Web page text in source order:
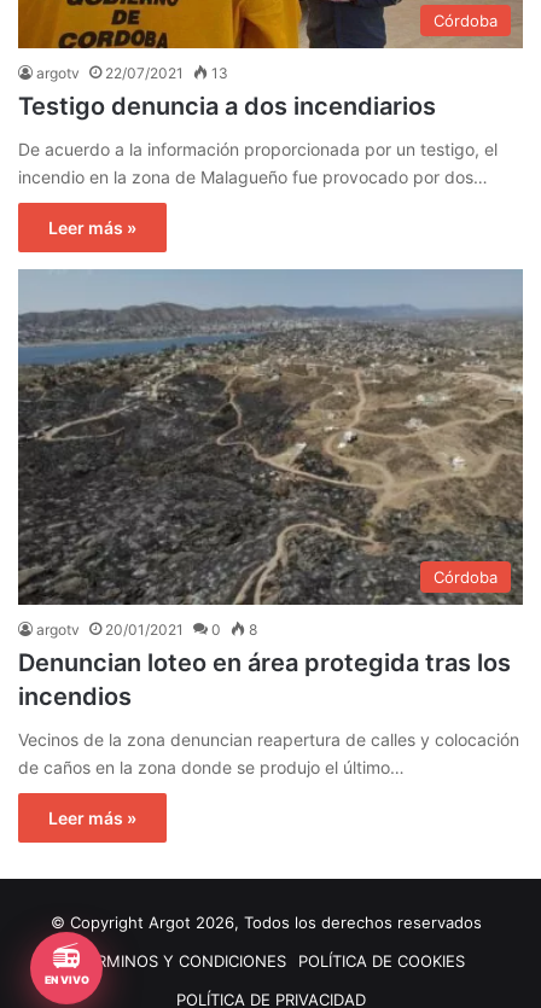
Córdoba
argotv 22/07/2021 13
Testigo denuncia a dos incendiarios
De acuerdo a la información proporcionada por un testigo, el
incendio en la zona de Malagueño fue provocado por dos…
Leer más »
Córdoba
argotv 20/01/2021 0 8
Denuncian loteo en área protegida tras los
incendios
Vecinos de la zona denuncian reapertura de calles y colocación
de caños en la zona donde se produjo el último…
Leer más »
© Copyright Argot 2026, Todos los derechos reservados
TERMINOS Y CONDICIONES
POLÍTICA DE COOKIES
POLÍTICA DE PRIVACIDAD
📻
EN VIVO